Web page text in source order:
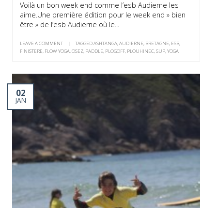
Voilà un bon week end comme l’esb Audierne les
aime.Une première édition pour le week end » bien
être » de l’esb Audierne où le...
LEAVE A COMMENT TAGGEDASHTANGA,AUDIERNE, BRETAGNE, ESB,
FINISTERE, FLOW YOGA,OSEZ, PADDLE, PLOGOFF, PLOUHINEC,SUP,YOGA
02
JAN